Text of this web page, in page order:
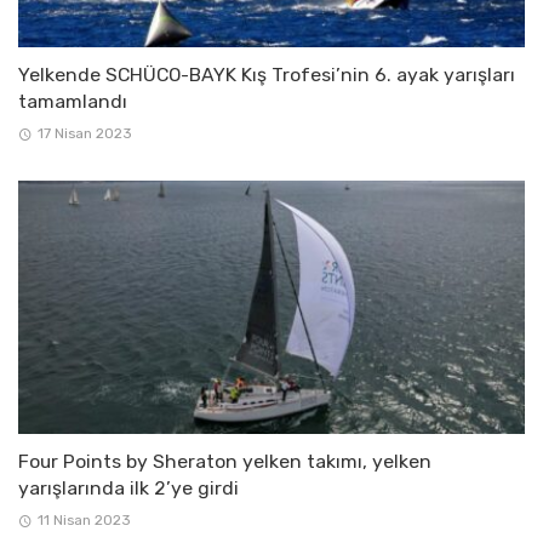
Yelkende SCHÜCO-BAYK Kış Trofesi’nin 6. ayak yarışları
tamamlandı
17 Nisan 2023
Four Points by Sheraton yelken takımı, yelken
yarışlarında ilk 2’ye girdi
11 Nisan 2023